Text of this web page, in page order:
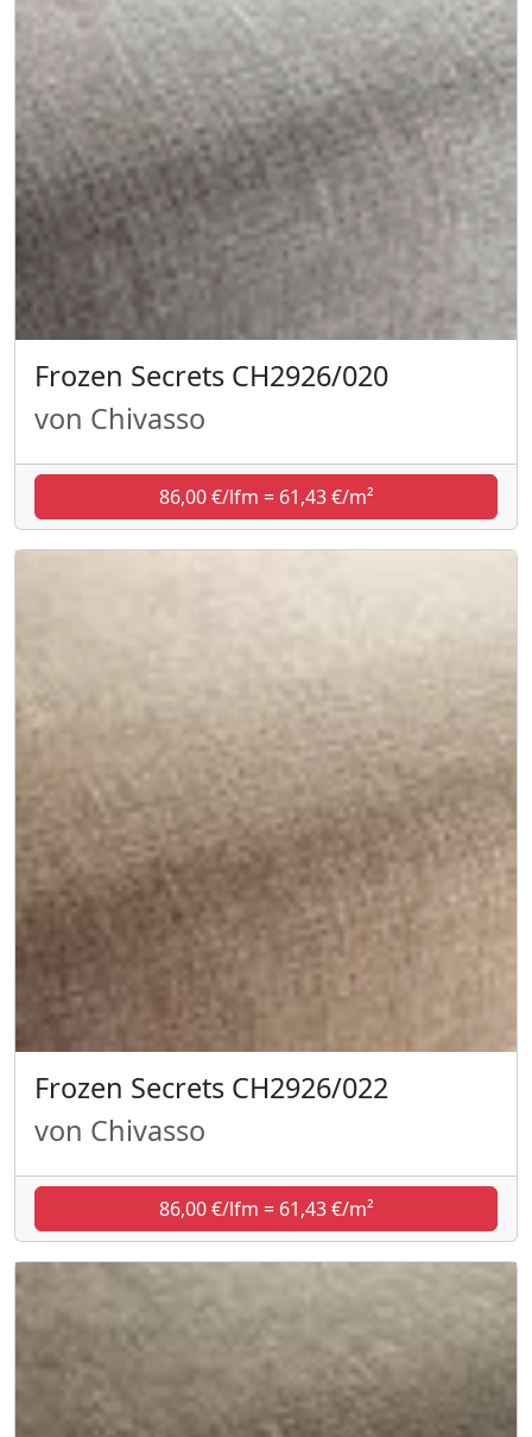
Frozen Secrets CH2926/020
von Chivasso
86,00 €/lfm = 61,43 €/m²
Frozen Secrets CH2926/022
von Chivasso
86,00 €/lfm = 61,43 €/m²